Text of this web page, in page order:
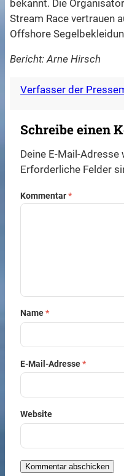
bekannt. Die
Stream Race vertrauen
Offshore
Bericht: Arne Hirsch
Verfasser der
Schreibe einen
Deine E-Mail-
Erforderliche Felder
Kommentar*
Name*
E-Mail-Adresse*
Website